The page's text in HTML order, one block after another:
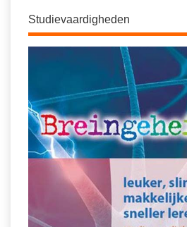
Studievaardigheden